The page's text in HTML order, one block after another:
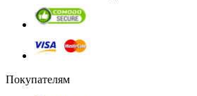
Покупателям